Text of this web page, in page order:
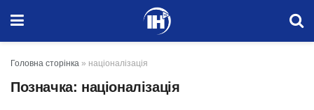
Головна сторінка » націоналізація
Позначка: націоналізація